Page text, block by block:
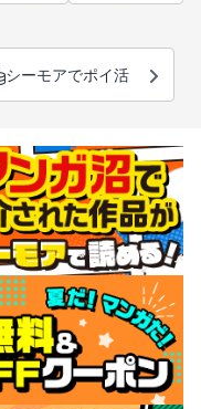
シーモアでポイ活